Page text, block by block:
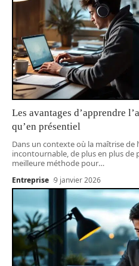
Les avantages d’apprendre
qu’en présentiel
Dans un contexte où la maîtrise de
incontournable, de plus en plus de
meilleure méthode pour…
Entreprise 9 janvier 2026